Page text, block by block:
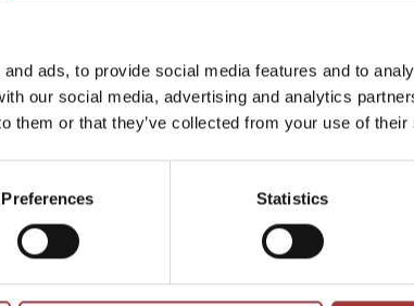
ads, to provide social media features and to
our social media, advertising and analytics
them or that they’ve collected from your use of
Preferences Statistics
i
Hvordan
hjælpe?
At behandle